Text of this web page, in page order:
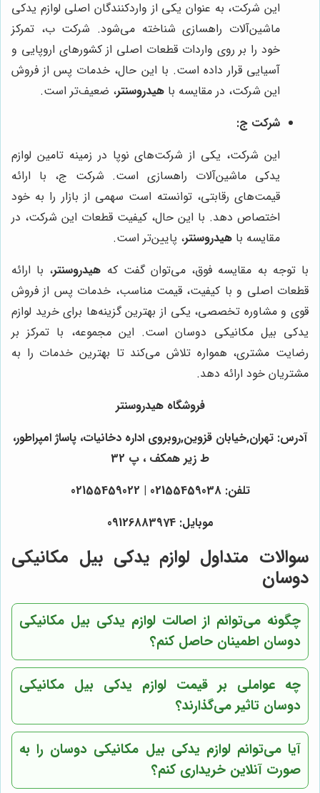
این شرکت، به عنوان یکی از واردکنندگان اصلی لوازم یدکی
ماشین‌آلات راهسازی شناخته می‌شود. شرکت ب، تمرکز
خود را بر روی واردات قطعات اصلی از کشورهای اروپایی و
آسیایی قرار داده است. با این حال، خدمات پس از فروش
این شرکت، در مقایسه با هیدروسنتر، ضعیف‌تر است.
شرکت ج:
این شرکت، یکی از شرکت‌های نوپا در زمینه تامین لوازم
یدکی ماشین‌آلات راهسازی است. شرکت ج، با ارائه
قیمت‌های رقابتی، توانسته است سهمی از بازار را به خود
اختصاص دهد. با این حال، کیفیت قطعات این شرکت، در
مقایسه با هیدروسنتر، پایین‌تر است.
با توجه به مقایسه فوق، می‌توان گفت که هیدروسنتر، با ارائه
قطعات اصلی و با کیفیت، قیمت مناسب، خدمات پس از فروش
قوی و مشاوره تخصصی، یکی از بهترین گزینه‌ها برای خرید لوازم
یدکی بیل مکانیکی دوسان است. این مجموعه، با تمرکز بر
رضایت مشتری، همواره تلاش می‌کند تا بهترین خدمات را به
مشتریان خود ارائه دهد.
فروشگاههیدروسنتر
آدرس: تهران,خیابان قزوین,روبروی اداره دخانیات، پاساژ امپراطور،
ط زیر همکف ، پ 32
تلفن: 02155459038 | 02155459022
موبایل: 09126883974
سوالات متداول لوازم یدکی بیل مکانیکی
دوسان
چگونه می‌توانم از اصالت لوازم یدکی بیل مکانیکی
دوسان اطمینان حاصل کنم؟
چه عواملی بر قیمت لوازم یدکی بیل مکانیکی
دوسان تاثیر می‌گذارند؟
آیا می‌توانم لوازم یدکی بیل مکانیکی دوسان را به
صورت آنلاین خریداری کنم؟